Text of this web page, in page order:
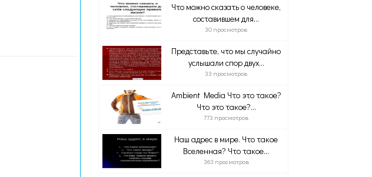
Что можно сказать о человеке,
составившем для...
30 просмотров
Представьте, что мы случайно
услышали спор двух...
33 просмотров
Ambient Media Что это такое?
Что это такое?...
773 просмотров
Наш адрес в мире. Что такое
Вселенная? Что такое...
363 просмотров